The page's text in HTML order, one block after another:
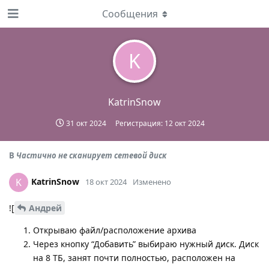
K
KatrinSnow
31 окт 2024 Регистрация: 12 окт 2024
Сообщения
В Частично не сканирует сетевой диск
K KatrinSnow 18 окт 2024 Изменено
![
Андрей
Открываю файл/расположение архива
Через кнопку “Добавить” выбираю нужный диск. Диск
на 8 ТБ, занят почти полностью, расположен на